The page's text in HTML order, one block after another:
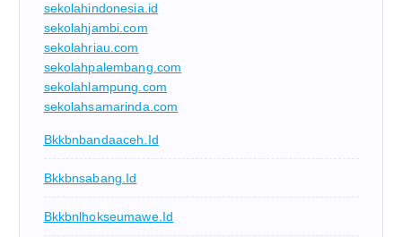
sekolahindonesia.id
sekolahjambi.com
sekolahriau.com
sekolahpalembang.com
sekolahlampung.com
sekolahsamarinda.com
Bkkbnbandaaceh.id
Bkkbnsabang.id
Bkkbnlhokseumawe.id